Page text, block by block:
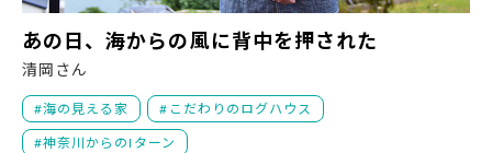
あの日、海からの風に背中を押された
清岡さん
海の見える家 こだわりのログハウス
神奈川からのIターン